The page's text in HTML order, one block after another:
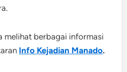
melihat berbagai informasi
Info Kejadian Manado.